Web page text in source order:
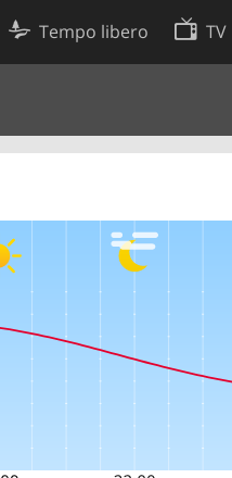
Tempo libero TV
Preferenze cookie